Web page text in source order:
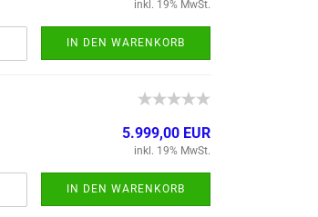
inkl. 19% MwSt.
IN DEN WARENKORB
5.999,00 EUR
inkl. 19% MwSt.
IN DEN WARENKORB